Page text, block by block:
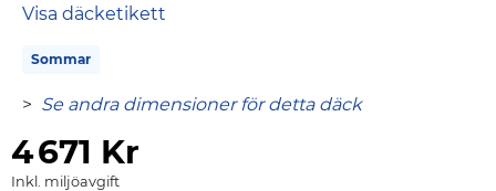
Visa däcketikett
Sommar
> Se andra dimensioner för detta däck
4671 Kr
Inkl. miljöavgift